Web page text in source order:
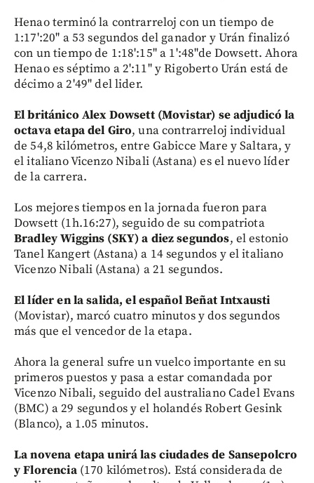
Henao terminó la contrarreloj con un tiempo de
1:17':20'' a 53 segundos del ganador y Urán finalizó
con un tiempo de 1:18':15'' a 1':48''de Dowsett. Ahora
Henao es séptimo a 2':11'' y Rigoberto Urán está de
décimo a 2'49'' del lider.
El británico Alex Dowsett (Movistar) se adjudicó la
octava etapa del Giro, una contrarreloj individual
de 54,8 kilómetros, entre Gabicce Mare y Saltara, y
el italiano Vicenzo Nibali (Astana) es el nuevo líder
de la carrera.
Los mejores tiempos en la jornada fueron para
Dowsett (1h.16:27), seguido de su compatriota
Bradley Wiggins (SKY) a diez segundos, el estonio
Tanel Kangert (Astana) a 14 segundos y el italiano
Vicenzo Nibali (Astana) a 21 segundos.
El líder en la salida, el español Beñat Intxausti
(Movistar), marcó cuatro minutos y dos segundos
más que el vencedor de la etapa.
Ahora la general sufre un vuelco importante en su
primeros puestos y pasa a estar comandada por
Vicenzo Nibali, seguido del australiano Cadel Evans
(BMC) a 29 segundos y el holandés Robert Gesink
(Blanco), a 1.05 minutos.
La novena etapa unirá las ciudades de Sansepolcro
y Florencia(170 kilómetros). Está considerada de